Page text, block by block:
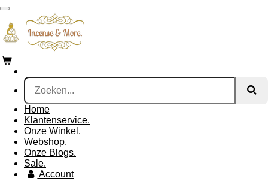
Ga
direct
naar
de
hoofdinhoud
Home
Klantenservice.
Onze Winkel.
Webshop.
Onze Blogs.
Sale.
Account